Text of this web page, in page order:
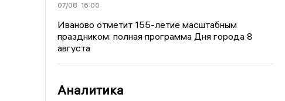
07/08 16:00
Иваново отметит 155-летие масштабным
праздником: полная программа Дня города 8
августа
Аналитика